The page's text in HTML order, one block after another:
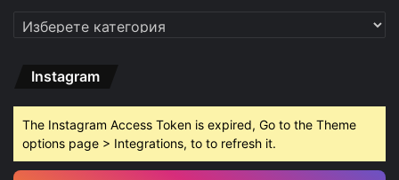
Категории
Instagram
The Instagram Access Token is expired, Go to the Theme
options page > Integrations, to to refresh it.